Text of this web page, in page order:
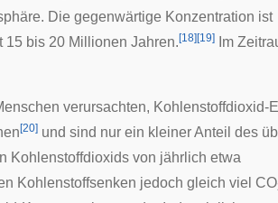
Die gegenwärtige Konzentration ist
15 bis 20 Millionen Jahren. [18] [19]
Im
verursachten, Kohlenstoffdioxid-
[20] und sind nur ein kleiner Anteil des
Kohlenstoffdioxids von jährlich etwa
Kohlenstoffsenken jedoch gleich viel CO